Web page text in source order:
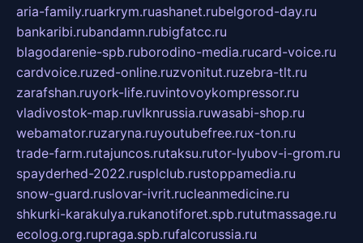
aria-family.ruarkrym.ruashanet.rubelgorod-day.ru
bankaribi.rubandamn.rubigfatcc.ru
blagodarenie-spb.ruborodino-media.rucard-voice.ru
cardvoice.ruzed-online.ruzvonitut.ruzebra-tlt.ru
zarafshan.ruyork-life.ruvintovoykompressor.ru
vladivostok-map.ruvlknrussia.ruwasabi-shop.ru
webamator.ruzaryna.ruyoutubefree.rux-ton.ru
trade-farm.rutajuncos.rutaksu.rutor-lyubov-i-grom.ru
spayderhed-2022.rusplclub.rustoppamedia.ru
snow-guard.ruslovar-ivrit.rucleanmedicine.ru
shkurki-karakulya.rukanotiforet.spb.rututmassage.ru
ecolog.org.rupraga.spb.rufalcorussia.ru